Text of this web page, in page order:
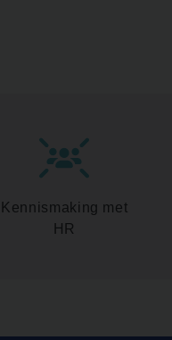
Kennismaking met
HR